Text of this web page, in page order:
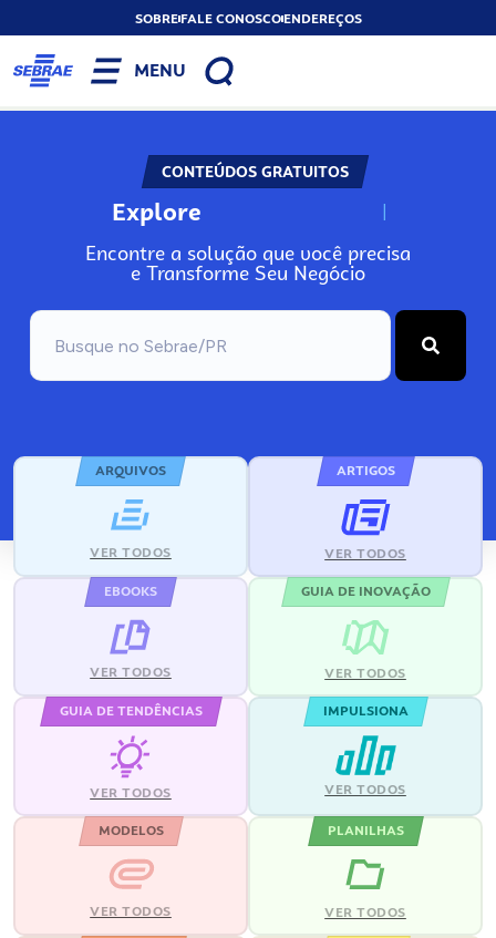
SOBREFALE CONOSCOENDEREÇOS
MENU
CONTEÚDOS GRATUITOS
Explore N
Encontre a solução que você precisa
e Transforme Seu Negócio
ARQUIVOS
VER TODOS
ARTIGOS
VER TODOS
EBOOKS
VER TODOS
GUIA DE INOVAÇÃO
VER TODOS
GUIA DE TENDÊNCIAS
VER TODOS
IMPULSIONA
VER TODOS
MODELOS
VER TODOS
PLANILHAS
VER TODOS